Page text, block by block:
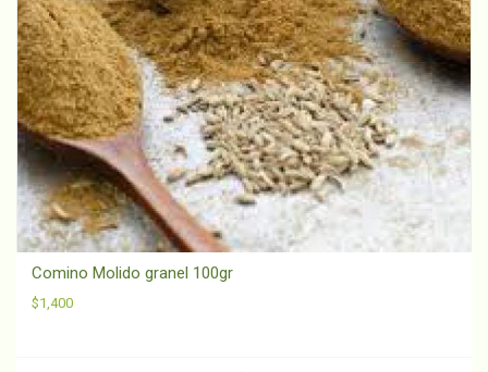
Comino Molido granel 100gr
$1,400